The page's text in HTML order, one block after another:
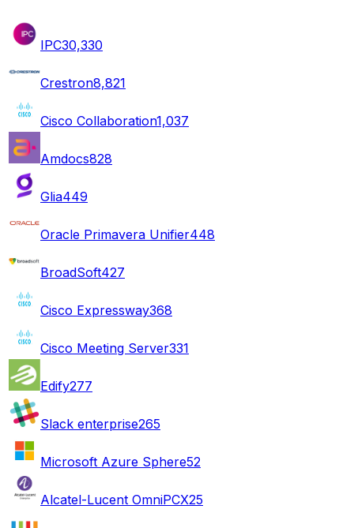
IPC30,330
Crestron8,821
Cisco Collaboration1,037
Amdocs828
Glia449
Oracle Primavera Unifier448
BroadSoft427
Cisco Expressway368
Cisco Meeting Server331
Edify277
Slack enterprise265
Microsoft Azure Sphere52
Alcatel-Lucent OmniPCX25